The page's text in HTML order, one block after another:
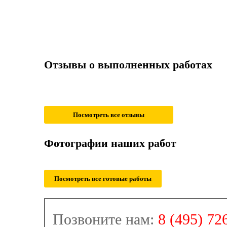
Отзывы о выполненных работах
Посмотреть все отзывы
Фотографии наших работ
Посмотреть все готовые работы
Позвоните нам: 8 (495)